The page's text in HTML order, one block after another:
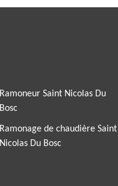
Ramoneur Saint Nicolas Du
Bosc
Ramonage de chaudière Saint
Nicolas Du Bosc